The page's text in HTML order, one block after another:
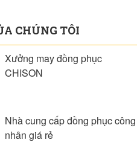
CHÚNG TÔI
Xưởng may đồng phục
CHISON
Nhà cung cấp đồng phục công
nhân giá rẻ